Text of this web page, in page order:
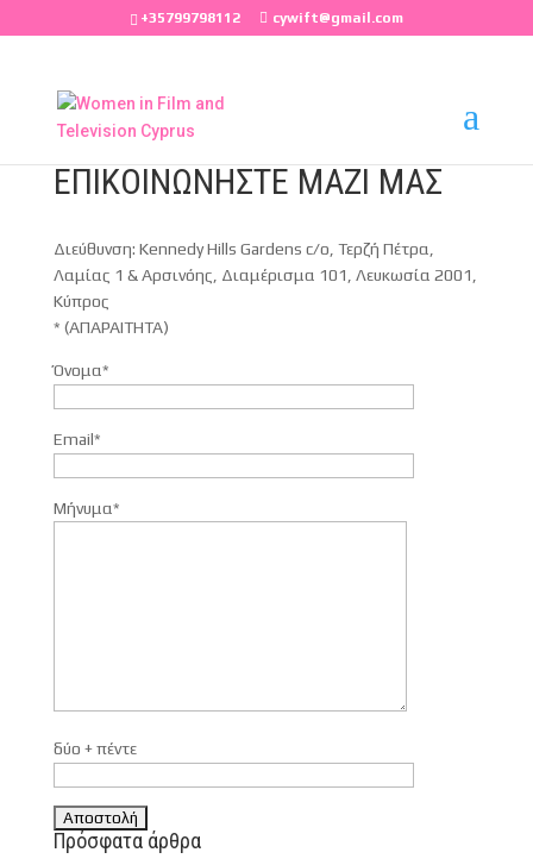
+35799798112 cywift@gmail.com
ΕΠΙΚΟΙΝΩΝΗΣΤΕ ΜΑΖΙ ΜΑΣ
Διεύθυνση: Kennedy Hills Gardens c/o, Τερζή Πέτρα,
Λαμίας 1 & Αρσινόης, Διαμέρισμα 101, Λευκωσία 2001,
Κύπρος
* (ΑΠΑΡΑΙΤΗΤΑ)
Όνομα*
Email*
Μήνυμα*
δύο + πέντε
Πρόσφατα άρθρα